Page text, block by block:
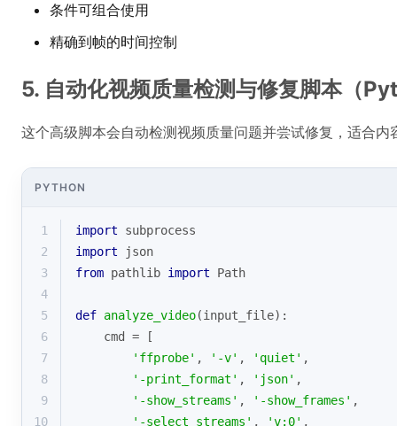
条件可组合使用
精确到帧的时间控制
5. 自动化视频质量检测与修复脚本（
这个高级脚本会自动检测视频质量问题并尝试修复，适合内
PYTHON
1 import subprocess
2
import json
3
from pathlib import Path
4
5
def analyze_video(input_file):
6
    cmd = [
7
'ffprobe' , '-v' , 'quiet' ,
8
'-print_format' , 'json' ,
9
'-show_streams' , '-show_frames' ,
10
'-select_streams' , 'v:0' ,